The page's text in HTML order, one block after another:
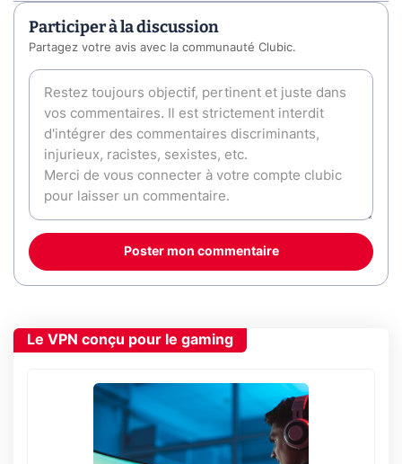
Participer à la discussion
Partagez votre avis avec la communauté Clubic.
Poster mon commentaire
Le VPN conçu pour le gaming